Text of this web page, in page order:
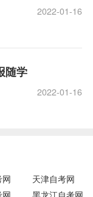
2022-01-16
随学
2022-01-16
网
天津自考网
黑龙江自考网